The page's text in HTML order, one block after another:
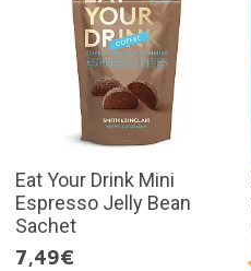
Eat Your Drink Mini
Espresso Jelly Bean
Sachet
7,49€